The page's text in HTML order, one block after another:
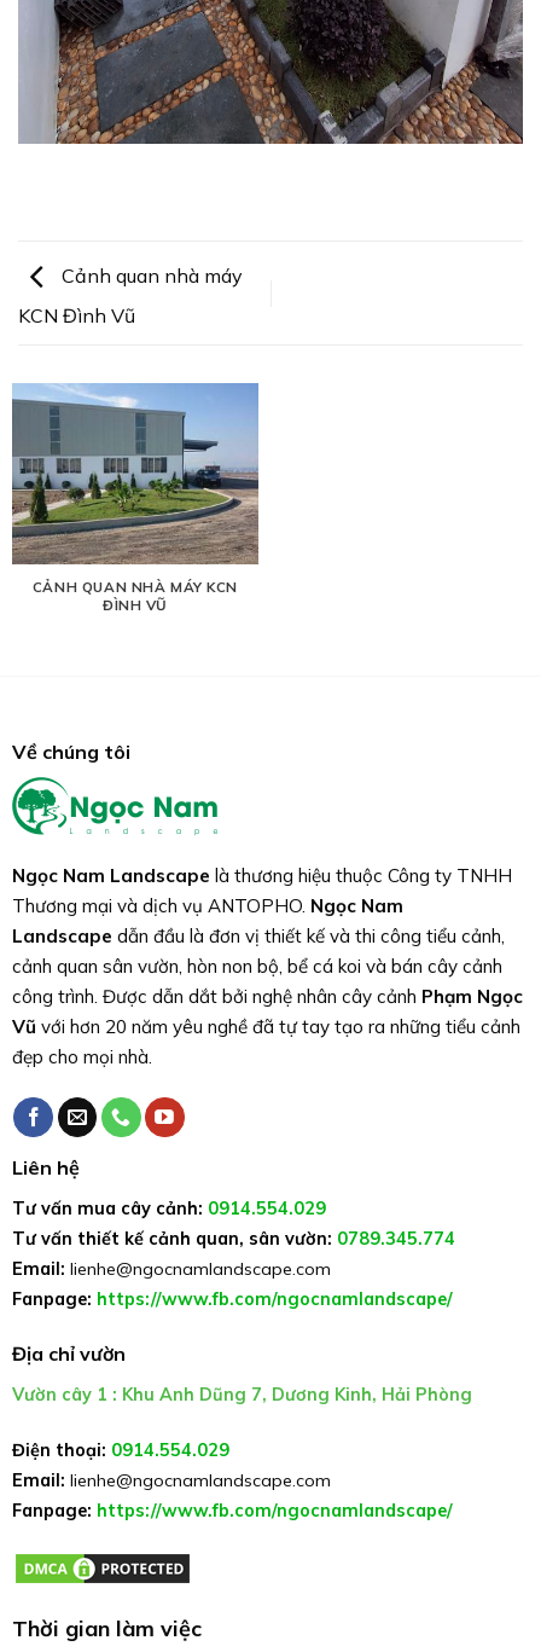
Cảnh quan nhà máy
KCN Đình Vũ
CẢNH QUAN NHÀ MÁY KCN
ĐÌNH VŨ
Về chúng tôi
Ngọc Nam Landscape là thương hiệu thuộc Công ty TNHH
Thương mại và dịch vụ ANTOPHO. Ngọc Nam
Landscape dẫn đầu là đơn vị thiết kế và thi công tiểu cảnh,
cảnh quan sân vườn, hòn non bộ, bể cá koi và bán cây cảnh
công trình. Được dẫn dắt bởi nghệ nhân cây cảnh Phạm Ngọc
Vũ với hơn 20 năm yêu nghề đã tự tay tạo ra những tiểu cảnh
đẹp cho mọi nhà.
Liên hệ
Tư vấn mua cây cảnh: 0914.554.029
Tư vấn thiết kế cảnh quan, sân vườn: 0789.345.774
Email: lienhe@ngocnamlandscape.com
Fanpage: https://www.fb.com/ngocnamlandscape/
Địa chỉ vườn
Vườn cây 1 : Khu Anh Dũng 7, Dương Kinh, Hải Phòng
Điện thoại: 0914.554.029
Email: lienhe@ngocnamlandscape.com
Fanpage: https://www.fb.com/ngocnamlandscape/
Thời gian làm việc